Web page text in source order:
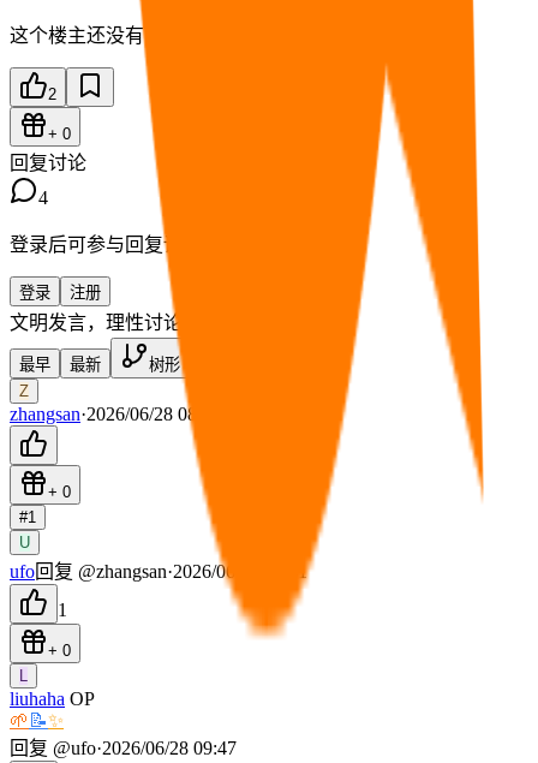
这个楼主还没有留下简介。
2
+ 0
回复讨论
4
登录后可参与回复讨论。
登录 注册
文明发言，理性讨论
最早 最新
树形
Z
zhangsan·2026/06/28 08:28
+ 0
#1
U
ufo回复 @zhangsan·2026/06/28 09:41
1
+ 0
L
liuhaha OP
🌱 📝✨
回复 @ufo·2026/06/28 09:47